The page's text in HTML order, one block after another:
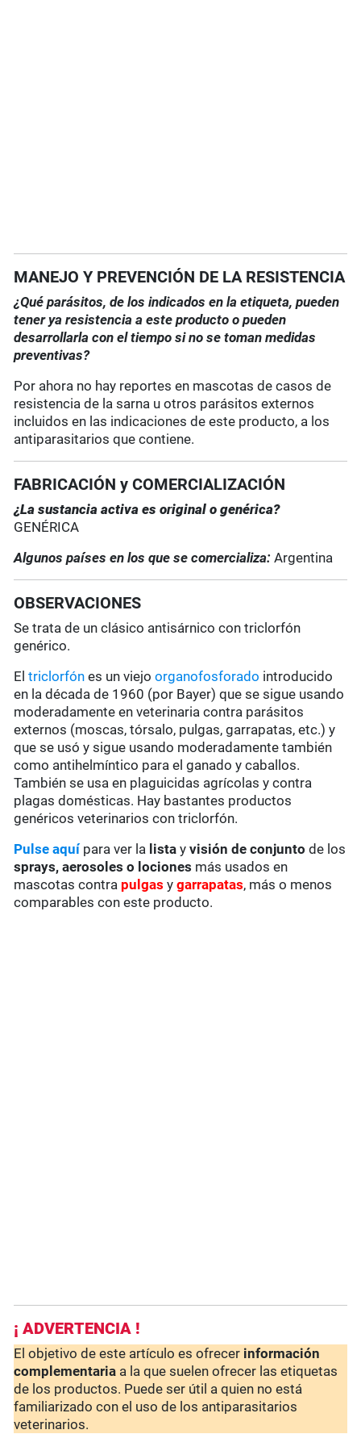
MANEJO Y PREVENCIÓN DE LA RESISTENCIA
¿Qué parásitos, de los indicados en la etiqueta, pueden
tener ya resistencia a este producto o pueden
desarrollarla con el tiempo si no se toman medidas
preventivas?
Por ahora no hay reportes en mascotas de casos de
resistencia de la sarna u otros parásitos externos
incluidos en las indicaciones de este producto, a los
antiparasitarios que contiene.
FABRICACIÓN y COMERCIALIZACIÓN
¿La sustancia activa es original o genérica?
GENÉRICA
Algunos países en los que se comercializa: Argentina
OBSERVACIONES
Se trata de un clásico antisárnico con triclorfón
genérico.
Eltriclorfón es un viejoorganofosforado introducido
en la década de 1960 (por Bayer) que se sigue usando
moderadamente en veterinaria contra parásitos
externos (moscas, tórsalo, pulgas, garrapatas, etc.) y
que se usó y sigue usando moderadamente también
como antihelmíntico para el ganado y caballos.
También se usa en plaguicidas agrícolas y contra
plagas domésticas. Hay bastantes productos
genéricos veterinarios con triclorfón.
Pulse aquípara ver la lista yvisión de conjunto de los
sprays, aerosoles o lociones más usados en
mascotas contra pulgas ygarrapatas, más o menos
comparables con este producto.
¡ ADVERTENCIA !
El objetivo de este artículo es ofrecer información
complementaria a la que suelen ofrecer las etiquetas
de los productos. Puede ser útil a quien no está
familiarizado con el uso de los antiparasitarios
veterinarios.